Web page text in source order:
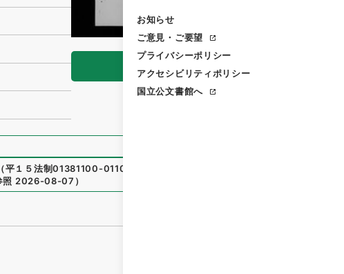
お知らせ
ご意見・ご要望
プライバシーポリシー
アクセシビリティポリシー
国立公文書館へ
（平１５法制01381100-01100
照 2026-08-07 ）